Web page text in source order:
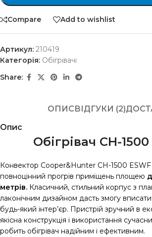
Compare Add to wishlist
Артикул: 210419
Категорія: Обігрівачі
Share:
ОПИСВІДГУКИ (2)
Опис
Обігрівач CH-
Конвектор Cooper&Hunter CH-1500 ESWF
повноцінний прогрів приміщень площею
метрів. Класичний, стильний корпус з
лаконічним дизайном дасть змогу
будь-який інтер’єр. Пристрій зручний в
якісна конструкція і використання
робить обігрівач надійним і ефективним.